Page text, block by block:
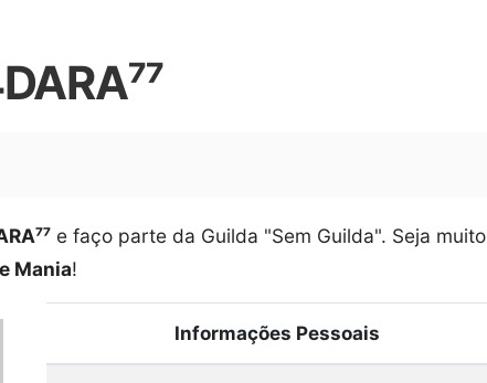
e faço parte da Guilda "Sem Guilda". Seja muito
Mania!
Informações Pessoais